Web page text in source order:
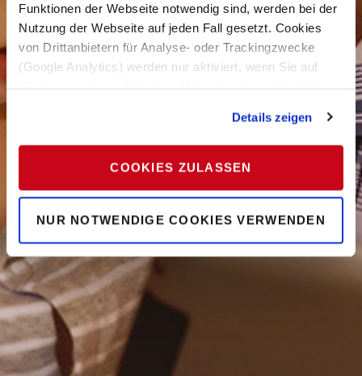
Funktionen der Webseite notwendig sind, werden bei der
Nutzung der Webseite auf jeden Fall gesetzt. Cookies
von Drittanbietern für Analyse- oder Trackingzwecke
(Google Analytics) werden nur aktiviert, wenn Sie auf
Datenschutzerklärung—
Impressum.
Details zeigen
COOKIES ZULASSEN
NUR NOTWENDIGE COOKIES VERWENDEN